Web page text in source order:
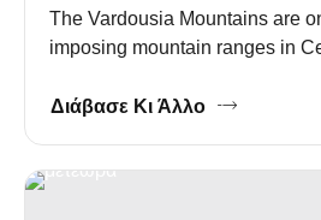
The Vardousia Mountains are
imposing mountain ranges in
Διάβασε Κι Άλλο